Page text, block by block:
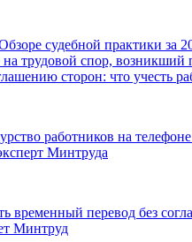
судебной практики за
трудовой спор, возникший
сторон: что учесть
работников на
Минтруда
временный перевод без
Минтруд